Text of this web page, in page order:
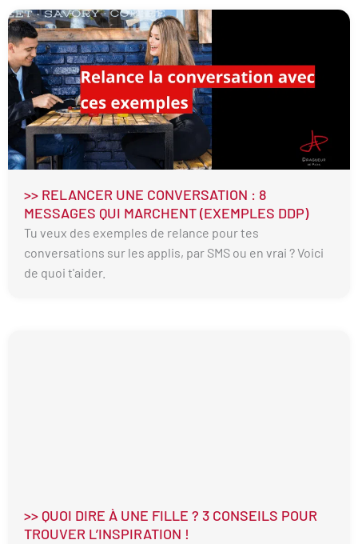
>> RELANCER UNE CONVERSATION : 8
MESSAGES QUI MARCHENT (EXEMPLES DDP)
Tu veux des exemples de relance pour tes
conversations sur les applis, par SMS ou en vrai ? Voici
de quoi t'aider.
>> QUOI DIRE À UNE FILLE ? 3 CONSEILS POUR
TROUVER L’INSPIRATION !